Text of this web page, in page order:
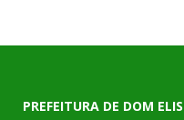
PREFEITURA DE DOM